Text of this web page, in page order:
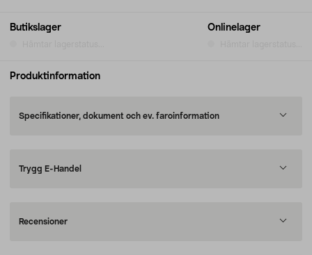
Butikslager Onlinelager
Produktinformation
Specifikationer, dokument och ev. faroinformation
Trygg E-Handel
Recensioner